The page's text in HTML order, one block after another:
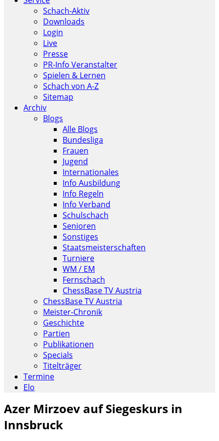
Schach-Aktiv
Downloads
Login
Live
Presse
PR-Info Veranstalter
Spielen & Lernen
Schach von A-Z
Sitemap
Archiv
Blogs
Alle Blogs
Bundesliga
Frauen
Jugend
Internationales
Info Ausbildung
Info Regeln
Info Verband
Schulschach
Senioren
Sonstiges
Staatsmeisterschaften
Turniere
WM / EM
Fernschach
ChessBase TV Austria
ChessBase TV Austria
Meister-Chronik
Geschichte
Partien
Publikationen
Specials
Titelträger
Termine
Elo
Azer Mirzoev auf Siegeskurs in
Innsbruck